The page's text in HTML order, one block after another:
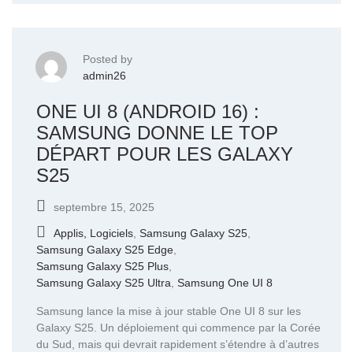
Posted by
admin26
ONE UI 8 (ANDROID 16) :
SAMSUNG DONNE LE TOP
DÉPART POUR LES GALAXY
S25
septembre 15, 2025
Applis, Logiciels Samsung Galaxy S25
Samsung Galaxy S25 Edge
Samsung Galaxy S25 Plus
Samsung Galaxy S25 Ultra Samsung One UI 8
Samsung lance la mise à jour stable One UI 8 sur les
Galaxy S25. Un déploiement qui commence par la Corée
du Sud, mais qui devrait rapidement s’étendre à d’autres